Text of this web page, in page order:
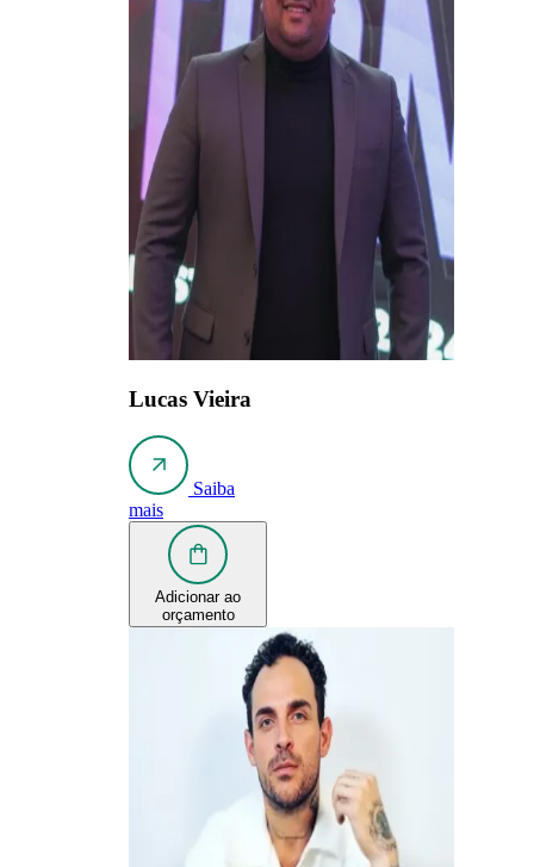
Lucas Vieira
Saiba
mais
Adicionar ao
orçamento